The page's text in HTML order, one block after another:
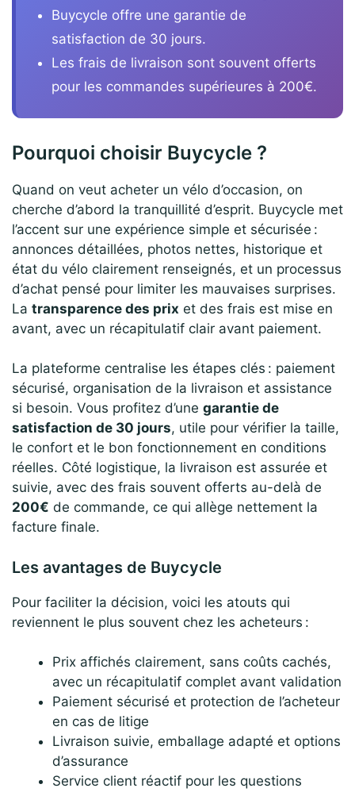
Buycycle offre une garantie de
satisfaction de 30 jours.
Les frais de livraison sont souvent offerts
pour les commandes supérieures à 200€.
Pourquoi choisir Buycycle ?
Quand on veut acheter un vélo d’occasion, on
cherche d’abord la tranquillité d’esprit. Buycycle met
l’accent sur une expérience simple et sécurisée :
annonces détaillées, photos nettes, historique et
état du vélo clairement renseignés, et un processus
d’achat pensé pour limiter les mauvaises surprises.
La transparence des prix et des frais est mise en
avant, avec un récapitulatif clair avant paiement.
La plateforme centralise les étapes clés : paiement
sécurisé, organisation de la livraison et assistance
si besoin. Vous profitez d’une garantie de
satisfaction de 30 jours, utile pour vérifier la taille,
le confort et le bon fonctionnement en conditions
réelles. Côté logistique, la livraison est assurée et
suivie, avec des frais souvent offerts au-delà de
200€ de commande, ce qui allège nettement la
facture finale.
Les avantages de Buycycle
Pour faciliter la décision, voici les atouts qui
reviennent le plus souvent chez les acheteurs :
Prix affichés clairement, sans coûts cachés,
avec un récapitulatif complet avant validation
Paiement sécurisé et protection de l’acheteur
en cas de litige
Livraison suivie, emballage adapté et options
d’assurance
Service client réactif pour les questions